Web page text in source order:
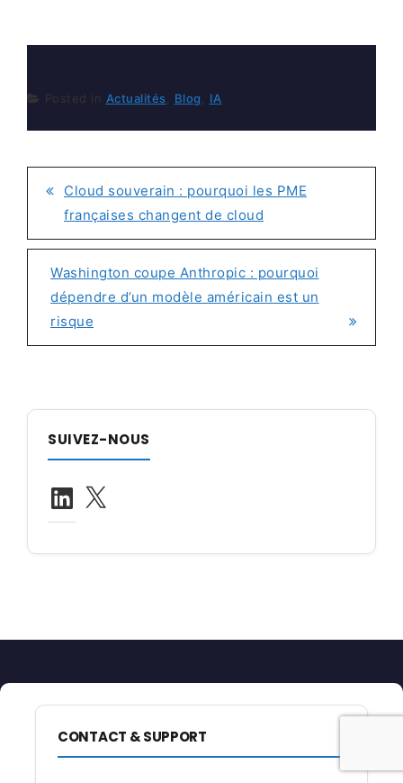
Posted in Actualités Blog IA
NAVIGATION
DE
L’ARTICLE
Cloud souverain : pourquoi les PME
françaises changent de cloud
Washington coupe Anthropic : pourquoi
dépendre d’un modèle américain est un
risque
SUIVEZ-NOUS
LinkedIn
X
CONTACT & SUPPORT